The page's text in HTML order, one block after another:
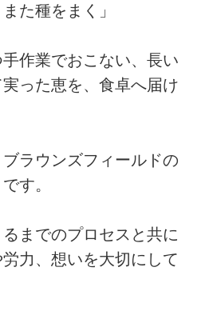
た種をまく」
手作業でおこない、長い
った恵を、食卓へ届け
ラウンズフィールドの
す。
までのプロセスと共に
力、想いを大切にして